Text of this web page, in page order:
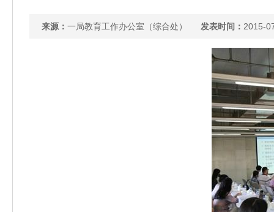
来源： 一局教育工作办公室（综合处） 发表时间： 2015-